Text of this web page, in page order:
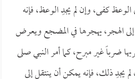
أجدى الوعظ كفى، وإن لم يجدِ الوعظ، فإنه
الهجر، يهجرها في المضجع ويعرض
ضرباً غير مبرح، كما أمر النبي صلى
يجدِ ذلك، فإنه يمكن أن ينتقل إلى